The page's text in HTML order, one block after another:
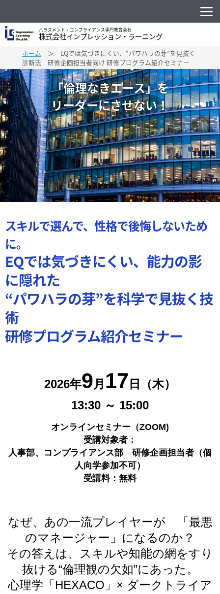
ハラスメント・コンプライアンス専門教育会社
株式会社インプレッション・ラーニング
ホーム ＞ EQでは気づきにくい、“パワハラの芽”を見抜く
診断法 研修企画担当者向け 研修プログラム紹介セミナー
「倫理なきエース」を
リーダーにさせない！
スキルで選んで、性格で後悔しないため
に。
EQでは気づきにくい、能力の影
に隠れた
“パワハラの芽”を科学で見抜く技
術
研修プログラム紹介セミナー
2026年9月 17 日（木）
13:30 ～ 15:00
オンラインセミナー（ZOOM)
受講対象者：
人事部、コンプライアンス部 研修企画担当者（個
人向学参加不可）
受講料：無料
なぜ、あの一流プレイヤーが 「最悪
のマネージャー」になるのか？
その答えは、スキルや知能の網をすり
抜ける“倫理観の欠如”にあった。
心理学「HEXACO」× ダークトライア